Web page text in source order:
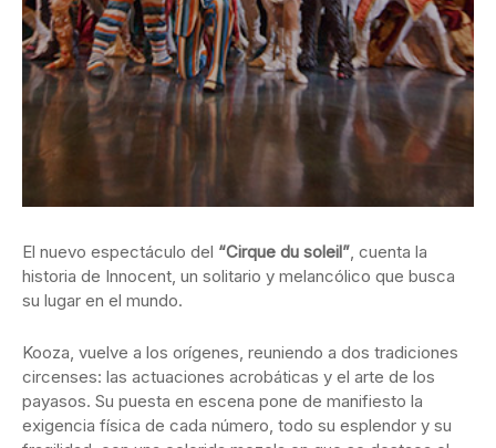
El nuevo espectáculo del “Cirque du soleil”, cuenta la
historia de Innocent, un solitario y melancólico que busca
su lugar en el mundo.
Kooza, vuelve a los orígenes, reuniendo a dos tradiciones
circenses: las actuaciones acrobáticas y el arte de los
payasos. Su puesta en escena pone de manifiesto la
exigencia física de cada número, todo su esplendor y su